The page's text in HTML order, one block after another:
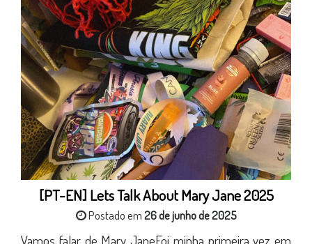
[PT-EN] Lets Talk About Mary Jane 2025
Postado em26 de junho de 2025
Vamos falar de Mary JaneFoi minha primeira vez em